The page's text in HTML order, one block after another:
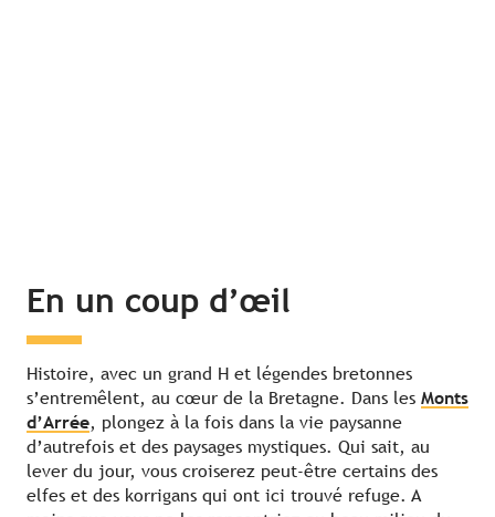
En un coup d’œil
Histoire, avec un grand H et légendes bretonnes
s’entremêlent, au cœur de la Bretagne. Dans les Monts
d’Arrée, plongez à la fois dans la vie paysanne
d’autrefois et des paysages mystiques. Qui sait, au
lever du jour, vous croiserez peut-être certains des
elfes et des korrigans qui ont ici trouvé refuge. A